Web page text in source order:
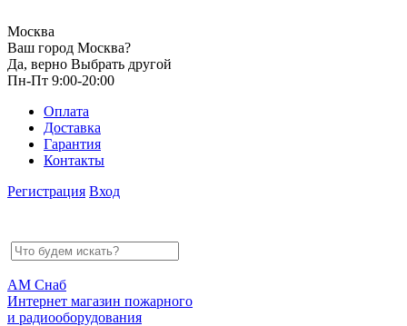
Москва
Ваш город Москва?
Да, верно Выбрать другой
Пн-Пт 9:00-20:00
Оплата
Доставка
Гарантия
Контакты
Регистрация Вход
АМ Снаб
Интернет магазин пожарного
и радиооборудования